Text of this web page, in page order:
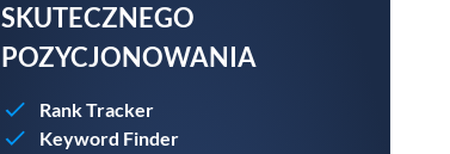
SKUTECZNEGO
POZYCJONOWANIA
Rank Tracker
Keyword Finder